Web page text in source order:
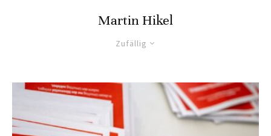
Martin Hikel
Zufällig